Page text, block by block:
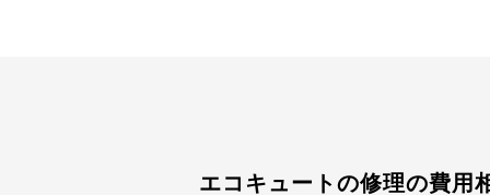
エコキュートの修理の費用